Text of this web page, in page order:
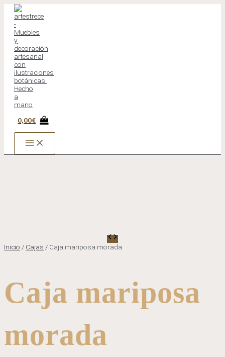
contenido
0,00€
MAIN
MENU
Inicio / Cajas / Caja mariposa morada
Caja mariposa
morada